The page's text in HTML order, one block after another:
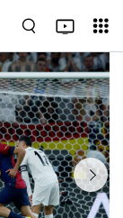
Next